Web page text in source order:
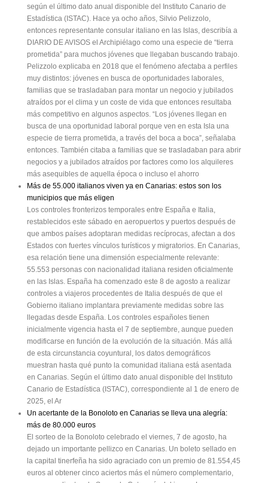
según el último dato anual disponible del Instituto Canario de
Estadística (ISTAC). Hace ya ocho años, Silvio Pelizzolo,
entonces representante consular italiano en las Islas, describía a
DIARIO DE AVISOS el Archipiélago como una especie de “tierra
prometida” para muchos jóvenes que llegaban buscando trabajo.
Pelizzolo explicaba en 2018 que el fenómeno afectaba a perfiles
muy distintos: jóvenes en busca de oportunidades laborales,
familias que se trasladaban para montar un negocio y jubilados
atraídos por el clima y un coste de vida que entonces resultaba
más competitivo en algunos aspectos. “Los jóvenes llegan en
busca de una oportunidad laboral porque ven en esta Isla una
especie de tierra prometida, a través del boca a boca”, señalaba
entonces. También citaba a familias que se trasladaban para abrir
negocios y a jubilados atraídos por factores como los alquileres
más asequibles de aquella época o incluso el ahorro
Más de 55.000 italianos viven ya en Canarias: estos son los
municipios que más eligen
Los controles fronterizos temporales entre España e Italia,
restablecidos este sábado en aeropuertos y puertos después de
que ambos países adoptaran medidas recíprocas, afectan a dos
Estados con fuertes vínculos turísticos y migratorios. En Canarias,
esa relación tiene una dimensión especialmente relevante:
55.553 personas con nacionalidad italiana residen oficialmente
en las Islas. España ha comenzado este 8 de agosto a realizar
controles a viajeros procedentes de Italia después de que el
Gobierno italiano implantara previamente medidas sobre las
llegadas desde España. Los controles españoles tienen
inicialmente vigencia hasta el 7 de septiembre, aunque pueden
modificarse en función de la evolución de la situación. Más allá
de esta circunstancia coyuntural, los datos demográficos
muestran hasta qué punto la comunidad italiana está asentada
en Canarias. Según el último dato anual disponible del Instituto
Canario de Estadística (ISTAC), correspondiente al 1 de enero de
2025, el Ar
Un acertante de la Bonoloto en Canarias se lleva una alegría:
más de 80.000 euros
El sorteo de la Bonoloto celebrado el viernes, 7 de agosto, ha
dejado un importante pellizco en Canarias. Un boleto sellado en
la capital tinerfeña ha sido agraciado con un premio de 81.554,45
euros al obtener cinco aciertos más el número complementario,